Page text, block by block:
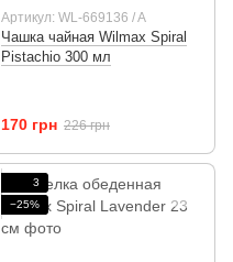
Артикул: WL-669136 / A
Чашка чайная Wilmax Spiral
Pistachio 300 мл
170 грн 226 грн
3
−25%